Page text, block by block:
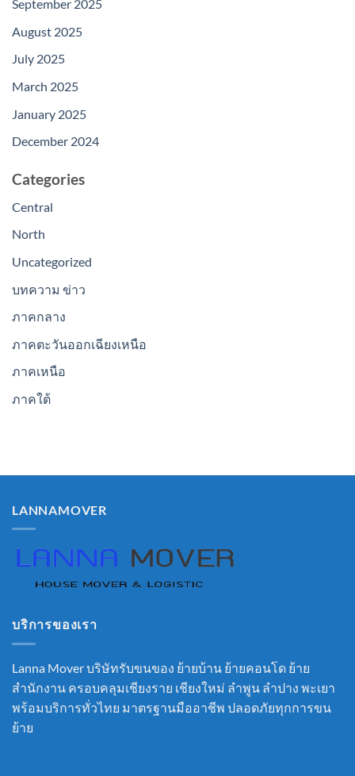
September 2025
August 2025
July 2025
March 2025
January 2025
December 2024
Categories
Central
North
Uncategorized
บทความ ข่าว
ภาคกลาง
ภาคตะวันออกเฉียงเหนือ
ภาคเหนือ
ภาคใต้
LANNAMOVER
บริการของเรา
Lanna Mover บริษัทรับขนของ ย้ายบ้าน ย้ายคอนโด ย้าย
สำนักงาน ครอบคลุมเชียงราย เชียงใหม่ ลำพูน ลำปาง พะเยา
พร้อมบริการทั่วไทย มาตรฐานมืออาชีพ ปลอดภัยทุกการขน
ย้าย